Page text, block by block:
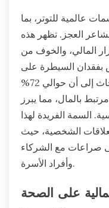
عالمية للتوتر، بما
العجز. تظهر هذه
المالي، والخوف من
بفقدان السيطرة على
المستقبل المالي للفرد. تشير الأبحاث إلى أن حوالي 72%
بالمال، مما يبرز
السمة الفريدة لهذا
الشخصية، حيث
صراعات مع الشركاء
وأفراد الأسرة.
على الصحة